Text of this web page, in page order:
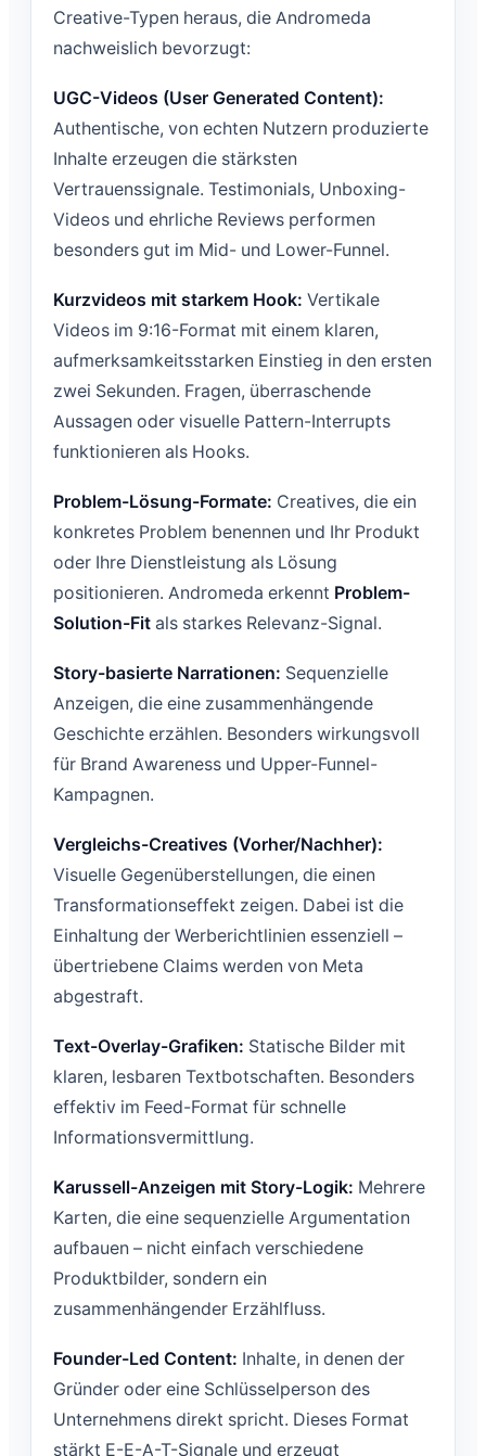
Creative-Typen heraus, die Andromeda
nachweislich bevorzugt:
UGC-Videos (User Generated Content):
Authentische, von echten Nutzern produzierte
Inhalte erzeugen die stärksten
Vertrauenssignale. Testimonials, Unboxing-
Videos und ehrliche Reviews performen
besonders gut im Mid- und Lower-Funnel.
Kurzvideos mit starkem Hook: Vertikale
Videos im 9:16-Format mit einem klaren,
aufmerksamkeitsstarken Einstieg in den ersten
zwei Sekunden. Fragen, überraschende
Aussagen oder visuelle Pattern-Interrupts
funktionieren als Hooks.
Problem-Lösung-Formate: Creatives, die ein
konkretes Problem benennen und Ihr Produkt
oder Ihre Dienstleistung als Lösung
positionieren. Andromeda erkennt Problem-
Solution-Fitals starkes Relevanz-Signal.
Story-basierte Narrationen: Sequenzielle
Anzeigen, die eine zusammenhängende
Geschichte erzählen. Besonders wirkungsvoll
für Brand Awareness und Upper-Funnel-
Kampagnen.
Vergleichs-Creatives (Vorher/Nachher):
Visuelle Gegenüberstellungen, die einen
Transformationseffekt zeigen. Dabei ist die
Einhaltung der Werberichtlinien essenziell –
übertriebene Claims werden von Meta
abgestraft.
Text-Overlay-Grafiken: Statische Bilder mit
klaren, lesbaren Textbotschaften. Besonders
effektiv im Feed-Format für schnelle
Informationsvermittlung.
Karussell-Anzeigen mit Story-Logik: Mehrere
Karten, die eine sequenzielle Argumentation
aufbauen – nicht einfach verschiedene
Produktbilder, sondern ein
zusammenhängender Erzählfluss.
Founder-Led Content: Inhalte, in denen der
Gründer oder eine Schlüsselperson des
Unternehmens direkt spricht. Dieses Format
stärkt E-E-A-T-Signale und erzeugt